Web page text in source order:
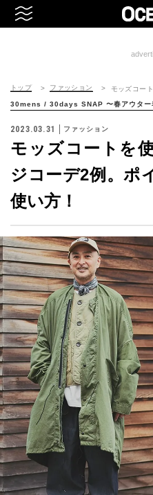
トップ ファッション モッズコー
30mens / 30days SNAP 〜春アウター
2023.03.31 ファッション
モッズコートを
ジコーデ2例。ポ
使い方！